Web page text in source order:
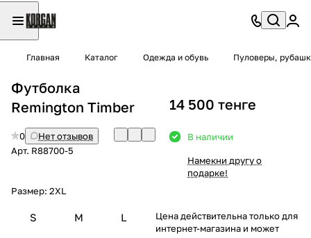
Главная Каталог Одежда и обувь Пуловеры,
Футболка
Remington Timber
0
Нет отзывов
Арт. R88700-5
Размер: 2XL
S M L
14 500 тенге
В наличии
Намекни другу о
подарке!
Цена действительна только для
интернет-магазина и может